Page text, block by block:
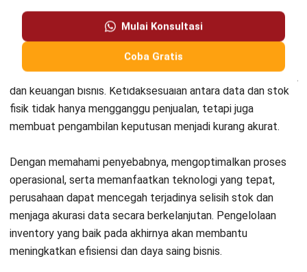
inventory jika dibiarkan tanpa
penanganan?
Apakah phantom inventory hanya
terjadi di bisnis besar?
Irga Afghani